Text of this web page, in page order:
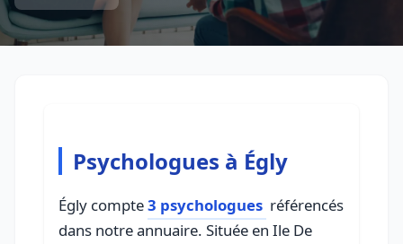
Psychologues à Égly
Égly compte3 psychologues référencés
dans notre annuaire. Située en Ile De